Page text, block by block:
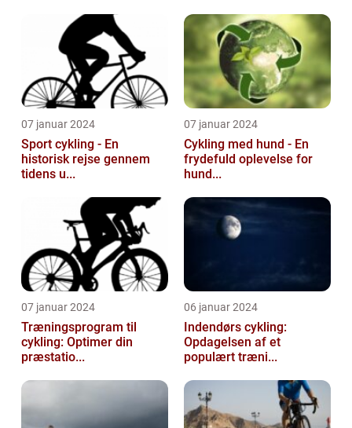
07 januar 2024
Sport cykling - En
historisk rejse gennem
tidens u...
07 januar 2024
Cykling med hund - En
frydefuld oplevelse for
hund...
07 januar 2024
Træningsprogram til
cykling: Optimer din
præstatio...
06 januar 2024
Indendørs cykling:
Opdagelsen af et
populært træni...